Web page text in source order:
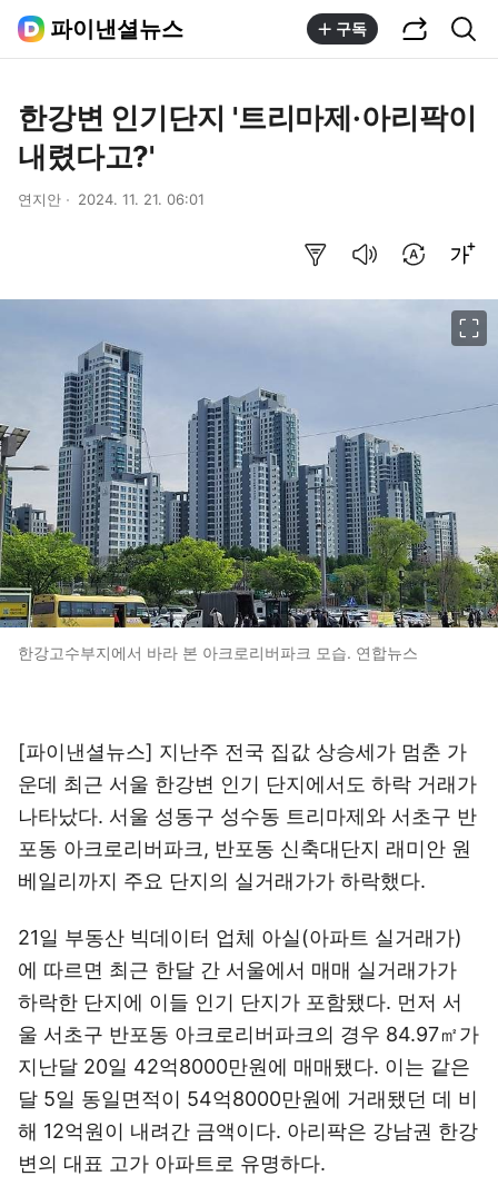
파이낸셜뉴스 구독
한강변 인기단지 '트리마제·아리팍이
내렸다고?'
연지안 2024. 11. 21. 06:01
한강고수부지에서 바라 본 아크로리버파크 모습. 연합뉴스
[파이낸셜뉴스] 지난주 전국 집값 상승세가 멈춘 가
운데 최근 서울 한강변 인기 단지에서도 하락 거래가
나타났다. 서울 성동구 성수동 트리마제와 서초구 반
포동 아크로리버파크, 반포동 신축대단지 래미안 원
베일리까지 주요 단지의 실거래가가 하락했다.
21일 부동산 빅데이터 업체 아실(아파트 실거래가)
에 따르면 최근 한달 간 서울에서 매매 실거래가가
하락한 단지에 이들 인기 단지가 포함됐다. 먼저 서
울 서초구 반포동 아크로리버파크의 경우 84.97㎡가
지난달 20일 42억8000만원에 매매됐다. 이는 같은
달 5일 동일면적이 54억8000만원에 거래됐던 데 비
해 12억원이 내려간 금액이다. 아리팍은 강남권 한강
변의 대표 고가 아파트로 유명하다.